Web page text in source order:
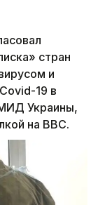
стран
и
19 в
Украины,
на BBC.